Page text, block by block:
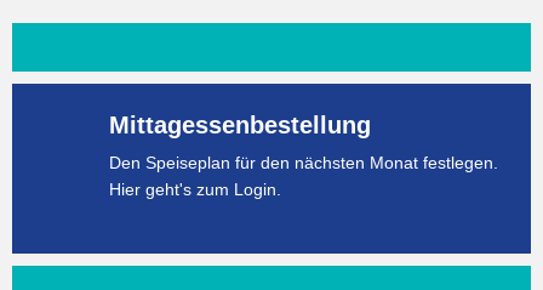
Mittagessenbestellung
Den Speiseplan für den nächsten Monat festlegen.
Hier geht's zum Login.